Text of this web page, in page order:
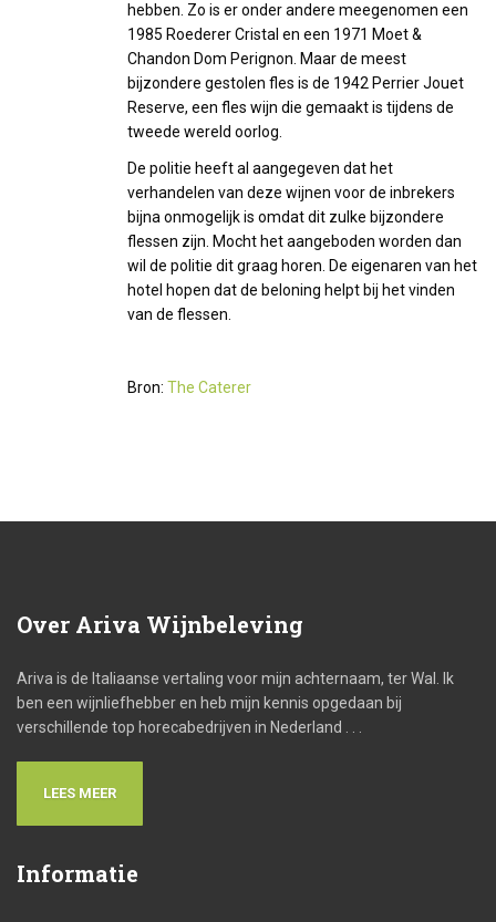
hebben. Zo is er onder andere meegenomen een
1985 Roederer Cristal en een 1971 Moet &
Chandon Dom Perignon. Maar de meest
bijzondere gestolen fles is de 1942 Perrier Jouet
Reserve, een fles wijn die gemaakt is tijdens de
tweede wereld oorlog.
De politie heeft al aangegeven dat het
verhandelen van deze wijnen voor de inbrekers
bijna onmogelijk is omdat dit zulke bijzondere
flessen zijn. Mocht het aangeboden worden dan
wil de politie dit graag horen. De eigenaren van het
hotel hopen dat de beloning helpt bij het vinden
van de flessen.
Bron: The Caterer
Over Ariva Wijnbeleving
Ariva is de Italiaanse vertaling voor mijn achternaam, ter Wal. Ik
ben een wijnliefhebber en heb mijn kennis opgedaan bij
verschillende top horecabedrijven in Nederland . . .
LEES MEER
Informatie